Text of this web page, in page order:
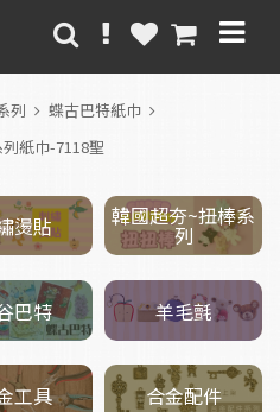
列
蝶古巴特紙巾
紙巾-7118聖
燙貼 韓國超夯~扭棒系
列
巴特 羊毛氈
工具 合金配件